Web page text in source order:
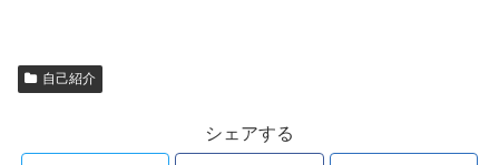
自己紹介
シェアする